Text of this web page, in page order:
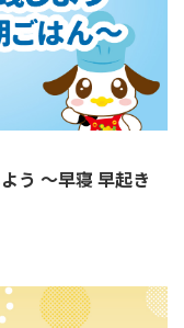
う 〜早寝 早起き